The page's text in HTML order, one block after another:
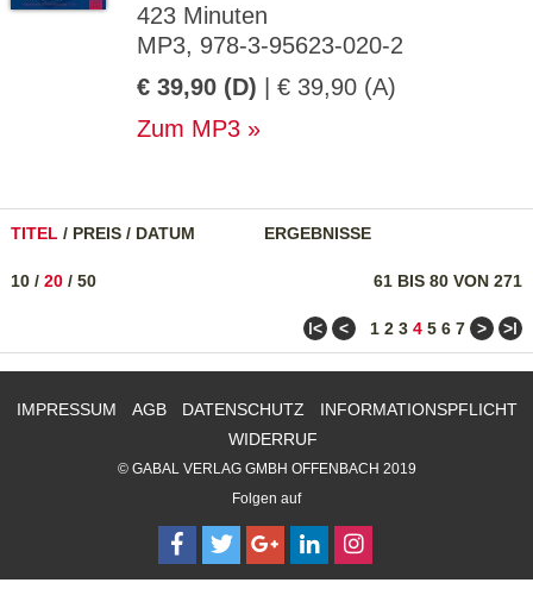
423 Minuten
MP3, 978-3-95623-020-2
€ 39,90 (D) | € 39,90 (A)
Zum MP3
TITEL / PREIS / DATUM ERGEBNISSE
61 BIS 80 VON 271
10 / 20 / 50
ǀ< < 1 2 3 4 5 6 7 > >ǀ
IMPRESSUM AGB DATENSCHUTZ
INFORMATIONSPFLICHT
WIDERRUF
© GABAL VERLAG GMBH OFFENBACH 2019
Folgen auf